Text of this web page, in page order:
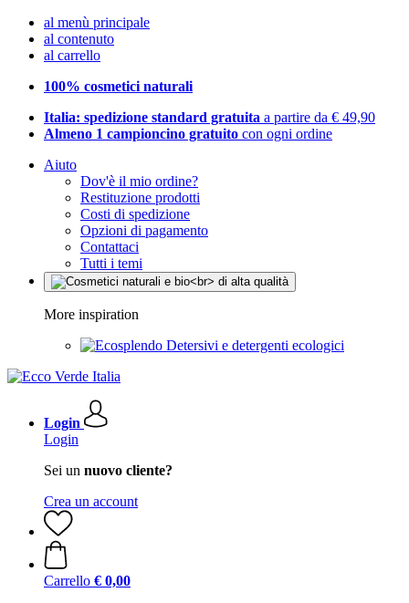
al menù principale
al contenuto
al carrello
100% cosmetici naturali
Italia: spedizione standard gratuita a partire da € 49,90
Almeno 1 campioncino gratuito con ogni ordine
Aiuto
Dov'è il mio ordine?
Restituzione prodotti
Costi di spedizione
Opzioni di pagamento
Contattaci
Tutti i temi
More inspiration
Detersivi e detergenti ecologici
Login
Login
Sei un nuovo cliente?
Crea un account
Carrello € 0,00